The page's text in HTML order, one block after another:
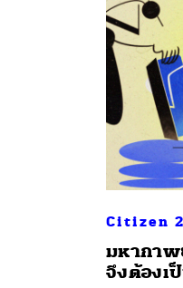
Citizen
มหากาพ
จึงต้องเ